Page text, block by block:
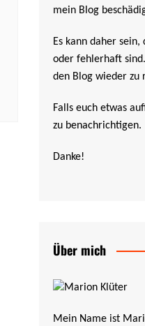
mein Blog
Es kann daher
oder fehlerhaft
den Blog wieder zu
Falls euch etwas
zu benachrichtigen.
Danke!
Über mich
Mein Name ist